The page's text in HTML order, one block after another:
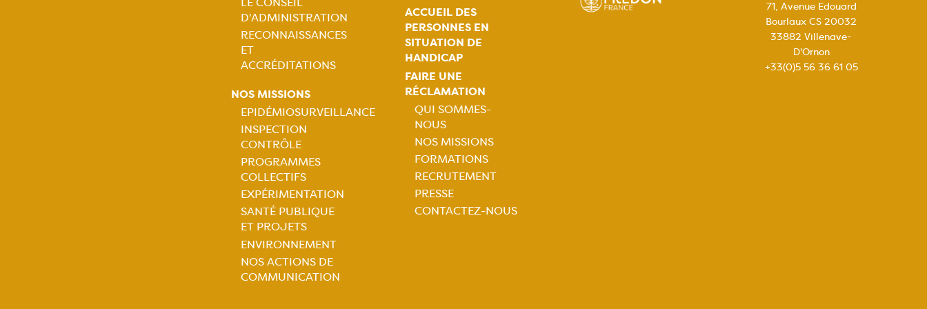
D'ADMINISTRATION
RECONNAISSANCES
ET
ACCRÉDITATIONS
NOS MISSIONS
Navigation
principale
EPIDÉMIOSURVEILLANCE
INSPECTION
CONTRÔLE
PROGRAMMES
COLLECTIFS
EXPÉRIMENTATION
SANTÉ PUBLIQUE
ET PROJETS
ENVIRONNEMENT
NOS ACTIONS DE
COMMUNICATION
ACCUEIL DES
PERSONNES EN
SITUATION DE
HANDICAP
FAIRE UNE
RÉCLAMATION
Navigation
principale
QUI SOMMES-
NOUS
NOS MISSIONS
FORMATIONS
RECRUTEMENT
PRESSE
CONTACTEZ-NOUS
71, Avenue Edouard
Bourlaux CS 20032
33882 Villenave-
D'Ornon
+33(0)5 56 36 61 05